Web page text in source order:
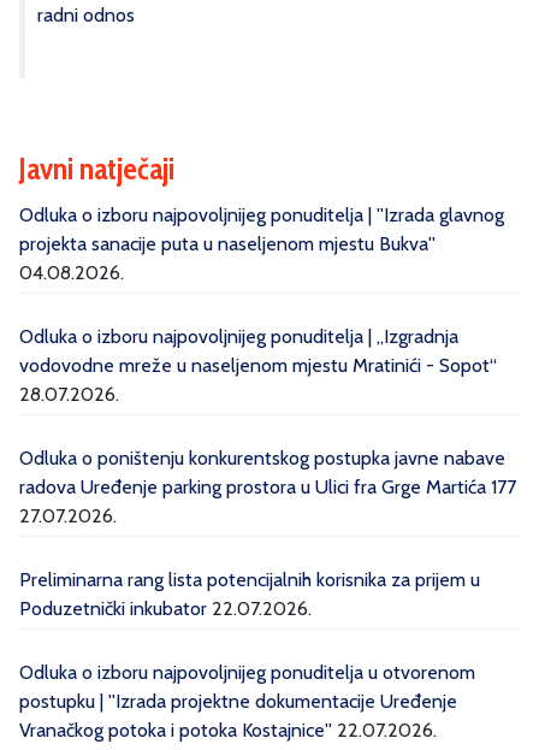
radni odnos
Javni natječaji
Odluka o izboru najpovoljnijeg ponuditelja | ''Izrada glavnog
projekta sanacije puta u naseljenom mjestu Bukva''
04.08.2026.
Odluka o izboru najpovoljnijeg ponuditelja | „Izgradnja
vodovodne mreže u naseljenom mjestu Mratinići - Sopot“
28.07.2026.
Odluka o poništenju konkurentskog postupka javne nabave
radova Uređenje parking prostora u Ulici fra Grge Martića 177
27.07.2026.
Preliminarna rang lista potencijalnih korisnika za prijem u
Poduzetnički inkubator 22.07.2026.
Odluka o izboru najpovoljnijeg ponuditelja u otvorenom
postupku | ''Izrada projektne dokumentacije Uređenje
Vranačkog potoka i potoka Kostajnice'' 22.07.2026.